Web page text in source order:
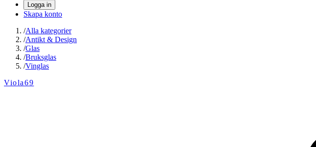
Logga in
Skapa konto
/Alla kategorier
/Antikt & Design
/Glas
/Bruksglas
/Vinglas
Viola69